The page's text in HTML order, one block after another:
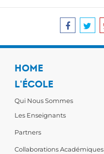
HOME
L'ÉCOLE
Qui Nous Sommes
Les Enseignants
Partners
Collaborations Académiques